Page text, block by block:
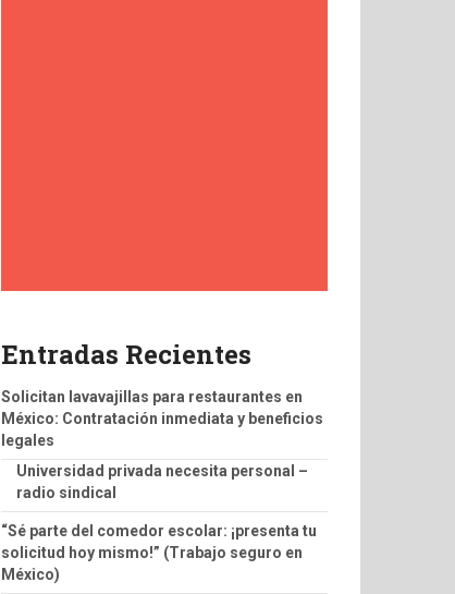
Entradas Recientes
Solicitan lavavajillas para restaurantes en
México: Contratación inmediata y beneficios
legales
Universidad privada necesita personal –
radio sindical
“Sé parte del comedor escolar: ¡presenta tu
solicitud hoy mismo!” (Trabajo seguro en
México)